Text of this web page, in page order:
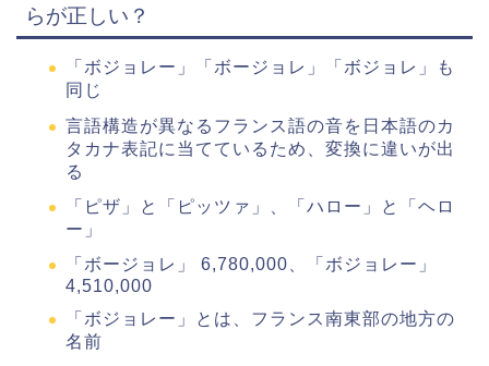
らが正しい？
「ボジョレー」「ボージョレ」「ボジョレ」も
同じ
言語構造が異なるフランス語の音を日本語のカ
タカナ表記に当てているため、変換に違いが出
る
「ピザ」と「ピッツァ」、「ハロー」と「ヘロ
ー」
「ボージョレ」 6,780,000、「ボジョレー」
4,510,000
「ボジョレー」とは、フランス南東部の地方の
名前